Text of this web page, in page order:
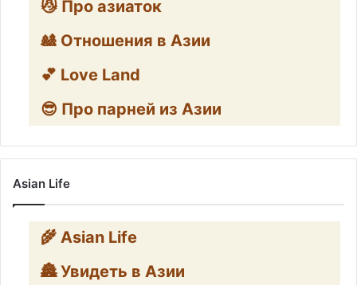
😼 Про азиаток
🎎 Отношения в Азии
💕 Love Land
😎 Про парней из Азии
Asian Life
🌾 Asian Life
🏯 Увидеть в Азии